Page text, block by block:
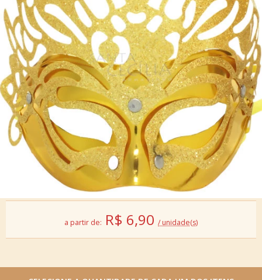
a partir de: R$ 6,90 / unidade(s)